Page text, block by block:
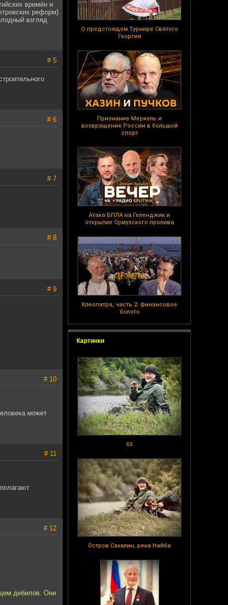
О предстоящем Турнире Святого
Георгия
Признание Меркель и
возвращение России в большой
спорт
Атака БПЛА на Геленджик и
открытие Ормузского пролива
Клеопатра, часть 2: финансовое
болото
Картинки
65
Остров Сахалин, река Найба
времён и
реформ)
взгляд
# 5
# 6
# 7
# 8
# 9
# 10
может
# 11
# 12
дебилов. Они